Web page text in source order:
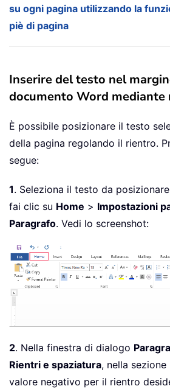
su ogni pagina utilizzando la
piè di pagina
Inserire del testo nel
documento Word
È possibile posizionare il testo
della pagina regolando il rientro.
segue:
1. Seleziona il testo da
fai clic su Home > Impostazioni
Paragrafo. Vedi lo screenshot:
2. Nella finestra di dialogo
Rientri e spaziatura, nella sezione
valore negativo per il rientro